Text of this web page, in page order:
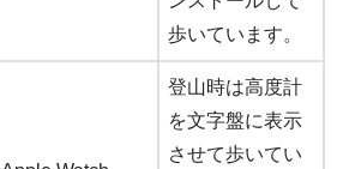
歩いています。
登山時は高度計
を文字盤に表示
させて歩いてい